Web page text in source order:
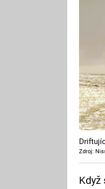
Zdroj:
Když